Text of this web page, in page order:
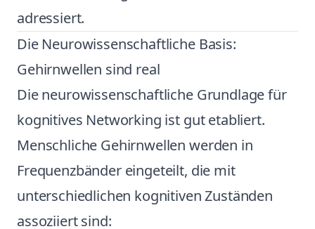
adressiert.
Die Neurowissenschaftliche Basis:
Gehirnwellen sind real
Die neurowissenschaftliche Grundlage für
kognitives Networking ist gut etabliert.
Menschliche Gehirnwellen werden in
Frequenzbänder eingeteilt, die mit
unterschiedlichen kognitiven Zuständen
assoziiert sind: